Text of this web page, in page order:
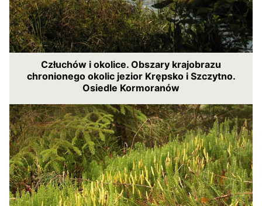
Człuchów i okolice. Obszary krajobrazu
chronionego okolic jezior Krępsko i Szczytno.
Osiedle Kormoranów